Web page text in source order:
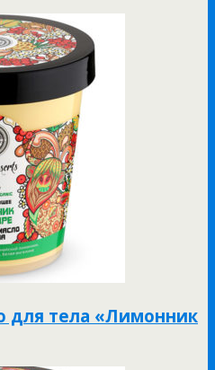
для тела «Лимонник